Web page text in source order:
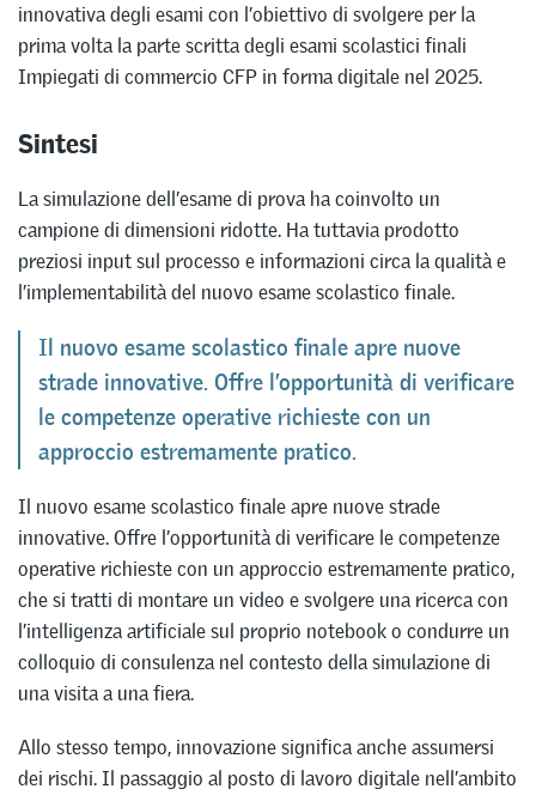
innovativa degli esami con l’obiettivo di svolgere per la
prima volta la parte scritta degli esami scolastici finali
Impiegati di commercio CFP in forma digitale nel 2025.
Sintesi
La simulazione dell’esame di prova ha coinvolto un
campione di dimensioni ridotte. Ha tuttavia prodotto
preziosi input sul processo e informazioni circa la qualità e
l’implementabilità del nuovo esame scolastico finale.
Il nuovo esame scolastico finale apre nuove
strade innovative. Offre l’opportunità di verificare
le competenze operative richieste con un
approccio estremamente pratico.
Il nuovo esame scolastico finale apre nuove strade
innovative. Offre l’opportunità di verificare le competenze
operative richieste con un approccio estremamente pratico,
che si tratti di montare un video e svolgere una ricerca con
l’intelligenza artificiale sul proprio notebook o condurre un
colloquio di consulenza nel contesto della simulazione di
una visita a una fiera.
Allo stesso tempo, innovazione significa anche assumersi
dei rischi. Il passaggio al posto di lavoro digitale nell’ambito